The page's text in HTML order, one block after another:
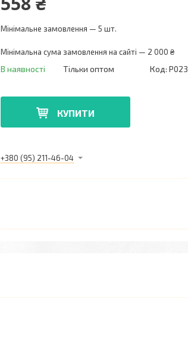
Мінімальне замовлення — 5 шт.
Мінімальна сума замовлення на сайті — 2 000 ₴
В наявності Тільки оптом Код:
КУПИТИ
+380 (95) 211-46-04